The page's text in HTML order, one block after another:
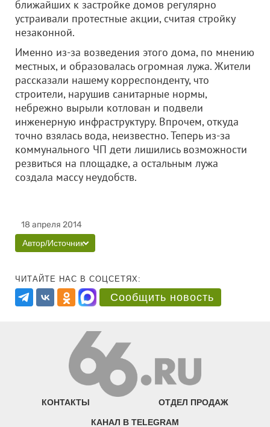
ближайших к застройке домов регулярно
устраивали протестные акции, считая стройку
незаконной.
Именно из-за возведения этого дома, по мнению
местных, и образовалась огромная лужа. Жители
рассказали нашему корреспонденту, что
строители, нарушив санитарные нормы,
небрежно вырыли котлован и подвели
инженерную инфраструктуру. Впрочем, откуда
точно взялась вода, неизвестно. Теперь из-за
коммунального ЧП дети лишились возможности
резвиться на площадке, а остальным лужа
создала массу неудобств.
18 апреля 2014
Автор/Источник
ЧИТАЙТЕ НАС В СОЦСЕТЯХ:
Сообщить новость
КОНТАКТЫ ОТДЕЛ ПРОДАЖ
КАНАЛ В TELEGRAM